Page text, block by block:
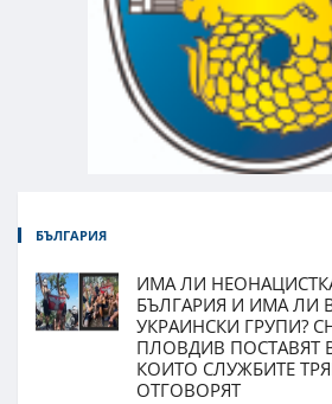
БЪЛГАРИЯ
ИМА ЛИ
БЪЛГАРИЯ И ИМА ЛИ
УКРАИНСКИ ГРУПИ?
ПЛОВДИВ ПОСТАВЯТ
КОИТО СЛУЖБИТЕ
ОТГОВОРЯТ